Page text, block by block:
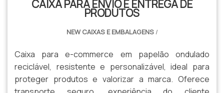
Karpel Papel e Embalagens é uma empresa que tem
sido apontada de forma positiva no mercado pela
seriedade e qualidade que fecha o ciclo de entrega
CAIXA PARA ENVIO E ENTREGA DE
PRODUTOS
NEW CAIXAS E EMBALAGENS/
Caixa para e-commerce em papelão ondulado
reciclável, resistente e personalizável, ideal para
proteger produtos e valorizar a marca. Oferece